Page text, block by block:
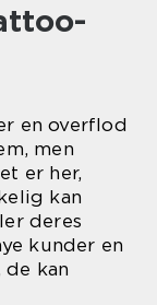
en overflod
men
er her,
kan
deres
kunder en
kan